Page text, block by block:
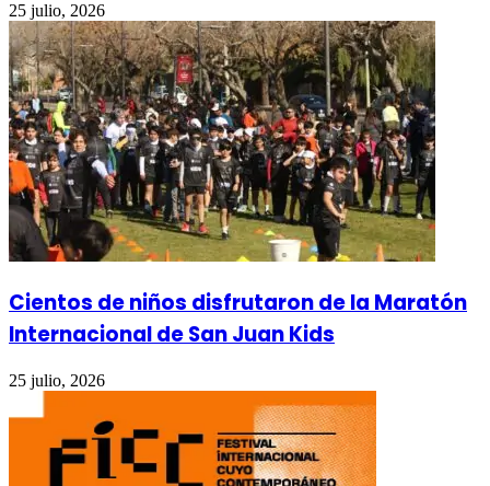
25 julio, 2026
Cientos de niños disfrutaron de la Maratón
Internacional de San Juan Kids
25 julio, 2026